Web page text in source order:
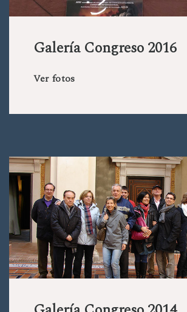
Galería Congreso 2016
Ver fotos